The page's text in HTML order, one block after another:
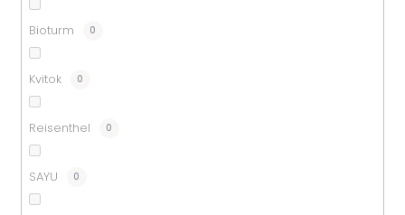
Bioturm 0
Kvitok 0
Reisenthel 0
SAYU 0